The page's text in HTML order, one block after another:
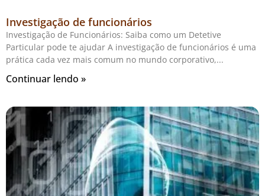
Investigação de funcionários
Investigação de Funcionários: Saiba como um Detetive
Particular pode te ajudar A investigação de funcionários é uma
prática cada vez mais comum no mundo corporativo,
Continuar lendo »